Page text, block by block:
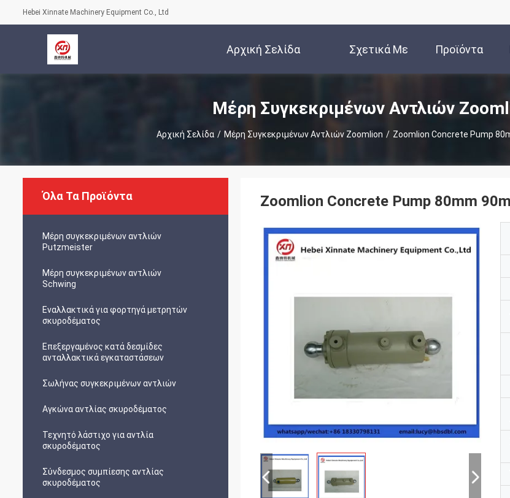
Hebei Xinnate Machinery Equipment Co., Ltd
Αρχική Σελίδα Σχετικά Με
Εμάς
Προϊόντα
Μέρη Συγκεκριμένων Αντλιών
Αρχική Σελίδα / Μέρη Συγκεκριμένων Αντλιών Zoomlion / Zoomlion Concrete Pump
Όλα Τα Προϊόντα
Μέρη συγκεκριμένων αντλιών
Putzmeister
Μέρη συγκεκριμένων αντλιών
Schwing
Εναλλακτικά για φορτηγά μετρητών
σκυροδέματος
Επεξεργαμένος κατά δεσμίδες
ανταλλακτικά εγκαταστάσεων
Σωλήνας συγκεκριμένων αντλιών
Αγκώνα αντλίας σκυροδέματος
Τεχνητό λάστιχο για αντλία
σκυροδέματος
Σύνδεσμος συμπίεσης αντλίας
σκυροδέματος
Zoomlion Concrete Pump 80mm